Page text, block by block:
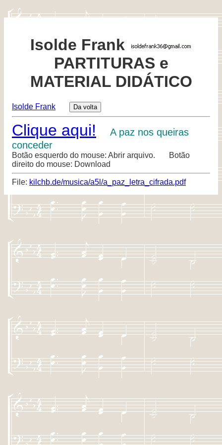
Isolde Frank
PARTITURAS e
MATERIAL DIDÁTICO
Isolde Frank
Clique aqui!
A paz nos queiras
conceder
Botão esquerdo do mouse: Abrir arquivo. Botão
direito do mouse: Download
File: kilchb.de/musica/a5l/a_paz_letra_cifrada.pdf